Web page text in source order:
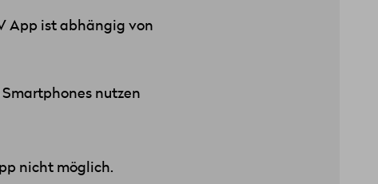
App ist abhängig von
nutzen
nicht möglich.